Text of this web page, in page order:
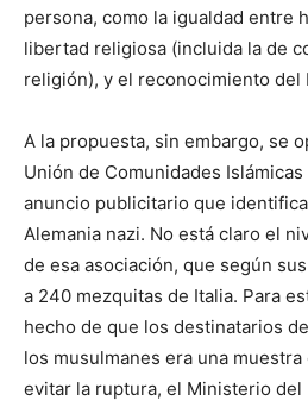
persona, como la igualdad entre
libertad religiosa (incluida la de
religión), y el reconocimiento del
A la propuesta, sin embargo, se
Unión de Comunidades
anuncio publicitario que
Alemania nazi. No está claro el
de esa asociación, que según
a 240 mezquitas de Italia. Para
hecho de que los destinatarios
los musulmanes era una
evitar la ruptura, el Ministerio